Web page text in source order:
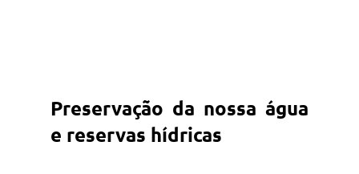
Preservação da nossa água
e reservas hídricas